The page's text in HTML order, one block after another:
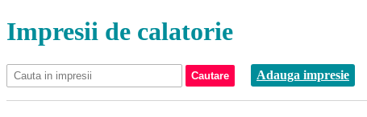
Impresii de calatorie
Adauga impresie